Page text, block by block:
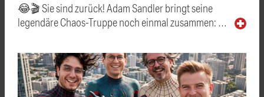
😂🎬 Sie sind zurück! Adam Sandler bringt seine
legendäre Chaos-Truppe noch einmal zusammen: …